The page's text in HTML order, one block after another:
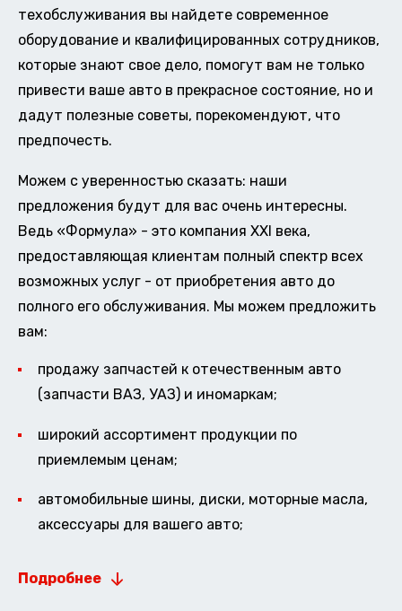
техобслуживания вы найдете современное
оборудование и квалифицированных сотрудников,
которые знают свое дело, помогут вам не только
привести ваше авто в прекрасное состояние, но и
дадут полезные советы, порекомендуют, что
предпочесть.
Можем с уверенностью сказать: наши
предложения будут для вас очень интересны.
Ведь «Формула» - это компания XXI века,
предоставляющая клиентам полный спектр всех
возможных услуг - от приобретения авто до
полного его обслуживания. Мы можем предложить
вам:
продажу запчастей к отечественным авто
(запчасти ВАЗ, УАЗ) и иномаркам;
широкий ассортимент продукции по
приемлемым ценам;
автомобильные шины, диски, моторные масла,
аксессуары для вашего авто;
Подробнее